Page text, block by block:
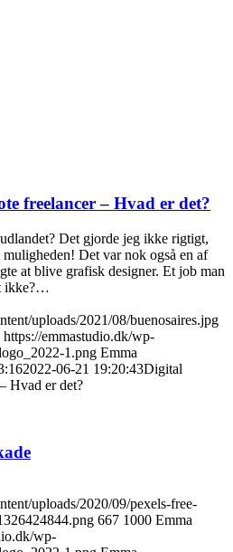
freelancer – Hvad er det?
Det gjorde jeg ikke rigtigt,
Det var nok også en af
at blive grafisk designer. Et job man
ikke?…
uploads/2021/08/buenosaires.jpg
https://emmastudio.dk/wp-
1.png Emma
2022-06-21 19:20:43Digital
Hvad er det?
uploads/2020/09/pexels-free-
667 1000 Emma
wp-